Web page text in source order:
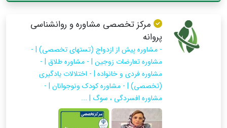
مرکز تخصصی مشاوره و روانشناسی
پروانه
- مشاوره پیش از ازدواج (تستهای تخصصی) | -
مشاوره تعارضات زوجین | - مشاوره طلاق | -
مشاوره فردی و خانواده | - اختلالات یادگیری
(تخصصی) | - مشاوره کودک ونوجوانان | -
مشاوره افسردگی ، سوگ | ...